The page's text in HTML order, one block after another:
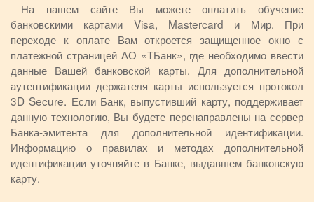
На нашем сайте Вы можете оплатить обучение
банковскими картами Visa, Mastercard и Мир. При
переходе к оплате Вам откроется защищенное окно с
платежной страницей АО «ТБанк», где необходимо ввести
данные Вашей банковской карты. Для дополнительной
аутентификации держателя карты используется протокол
3D Secure. Если Банк, выпустивший карту, поддерживает
данную технологию, Вы будете перенаправлены на сервер
Банка-эмитента для дополнительной идентификации.
Информацию о правилах и методах дополнительной
идентификации уточняйте в Банке, выдавшем банковскую
карту.